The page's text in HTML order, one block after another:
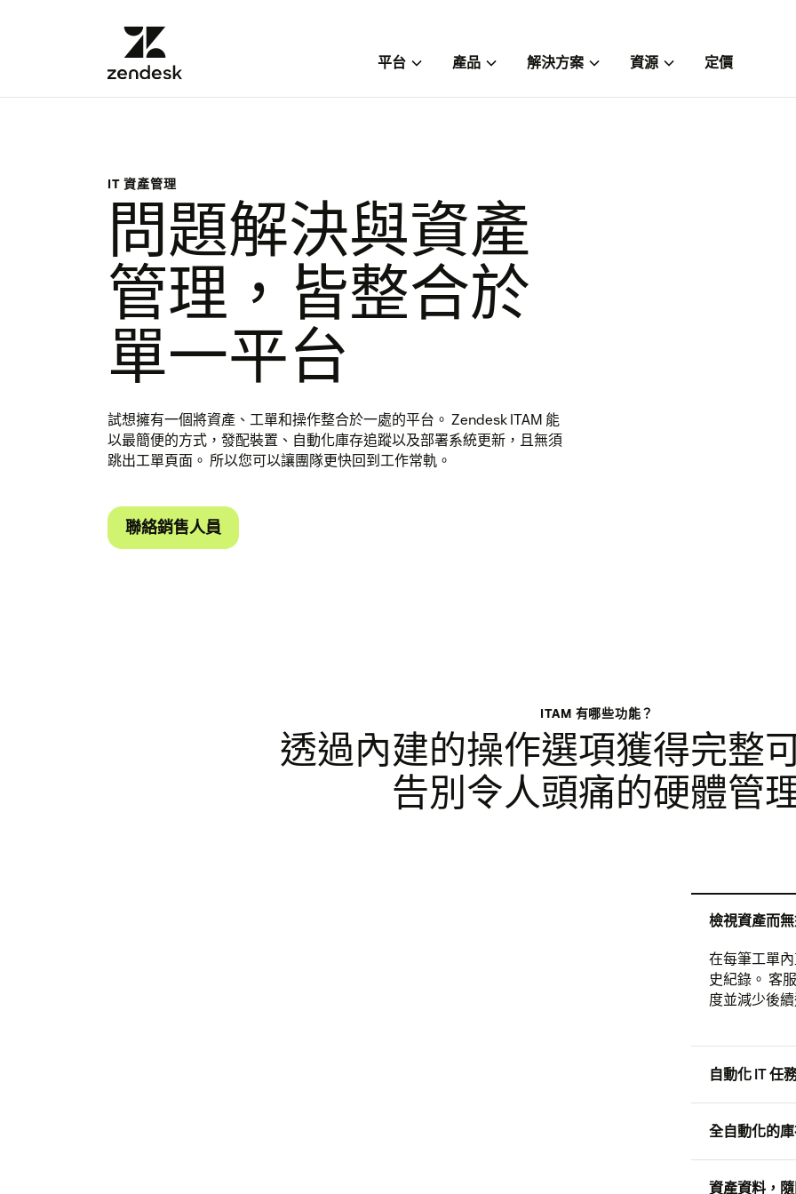
平台 產品 解決方案 資源 定價
IT 資產管理
問題解決與資產
管理，皆整合於
單一平台
試想擁有一個將資產、工單和操作整合於一處的平台。 Zendesk ITAM 能
以最簡便的方式，發配裝置、自動化庫存追蹤以及部署系統更新，且無須
跳出工單頁面。 所以您可以讓團隊更快回到工作常軌。
聯絡銷售人員
ITAM 有哪些功能？
透過內建的操作選項獲得完整
告別令人頭痛的硬體管
檢視資產而
在每筆工單
史紀錄。 客
度並減少後
自動化 IT 任
全自動化的
資產資料，